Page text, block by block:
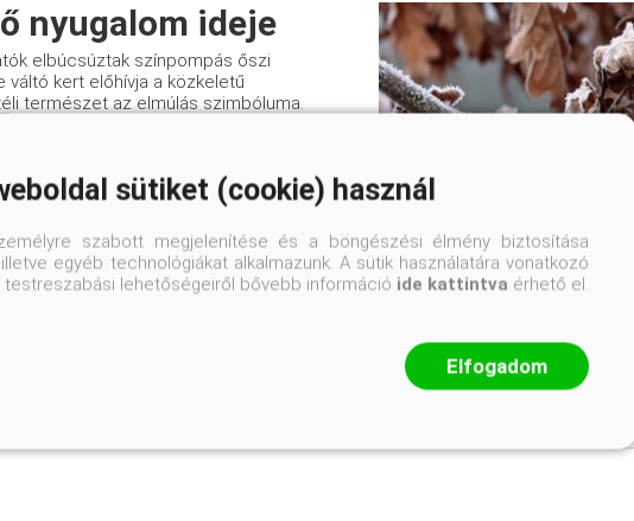
nyugalom ideje
elbúcsúztak színpompás őszi
váltó kert előhívja a közkeletű
természet az elmúlás szimbóluma.
sütiket (cookie) használ
szabott megjelenítése és a böngészési élmény biztosítása
egyéb technológiákat alkalmazunk. A sütik használatára vonatkozó
testreszabási lehetőségeiről bővebb információ ide kattintva érhető el.
Elfogadom